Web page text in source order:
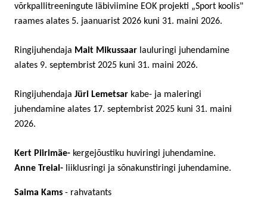
võrkpallitreeningute läbiviimine EOK projekti „Sport koolis"
raames alates 5. jaanuarist 2026 kuni 31. maini 2026.
Ringijuhendaja Mait Mikussaar lauluringi juhendamine
alates 9. septembrist 2025 kuni 31. maini 2026.
Ringijuhendaja Jüri Lemetsar kabe- ja maleringi
juhendamine alates 17. septembrist 2025 kuni 31. maini
2026.
Kert Piirimäe- kergejõustiku huviringi juhendamine.
Anne Treial- iiklusringi ja sõnakunstiringi juhendamine.
Saima Kams - rahvatants